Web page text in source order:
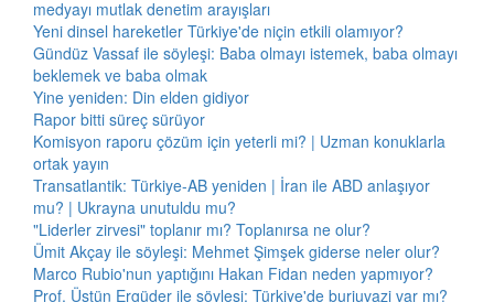
medyayı mutlak denetim arayışları
Yeni dinsel hareketler Türkiye'de niçin etkili olamıyor?
Gündüz Vassaf ile söyleşi: Baba olmayı istemek, baba olmayı
beklemek ve baba olmak
Yine yeniden: Din elden gidiyor
Rapor bitti süreç sürüyor
Komisyon raporu çözüm için yeterli mi? | Uzman konuklarla
ortak yayın
Transatlantik: Türkiye-AB yeniden | İran ile ABD anlaşıyor
mu? | Ukrayna unutuldu mu?
"Liderler zirvesi" toplanır mı? Toplanırsa ne olur?
Ümit Akçay ile söyleşi: Mehmet Şimşek giderse neler olur?
Marco Rubio'nun yaptığını Hakan Fidan neden yapmıyor?
Prof. Üstün Ergüder ile söyleşi: Türkiye'de burjuvazi var mı?